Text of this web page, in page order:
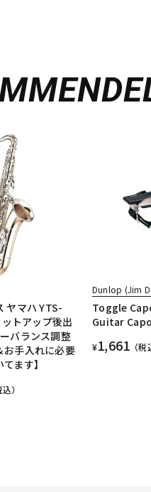
ヤマハ YTS-
トアップ後出
バランス調整
お手入れに必要
ます】
込）
Dunlop (Jim
Toggle
Guitar
¥1,661 （税